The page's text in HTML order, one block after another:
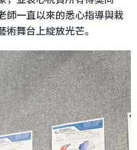
師一直以來的悉心指導與栽
舞台上綻放光芒。